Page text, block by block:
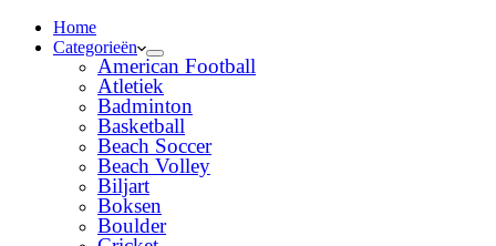
Home
Categorieën
American Football
Atletiek
Badminton
Basketball
Beach Soccer
Beach Volley
Biljart
Boksen
Boulder